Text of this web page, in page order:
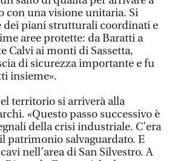
con una visione unitaria. Si
dei piani strutturali coordinati e
aree protette: da Baratti a
Calvi ai monti di Sassetta,
di sicurezza importante e fu
insieme».
territorio si arriverà alla
«Questo passo successivo è
della crisi industriale. C’era
patrimonio salvaguardato. E
nell’area di San Silvestro. A